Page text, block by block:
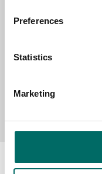
Preferences
Statistics
Marketing